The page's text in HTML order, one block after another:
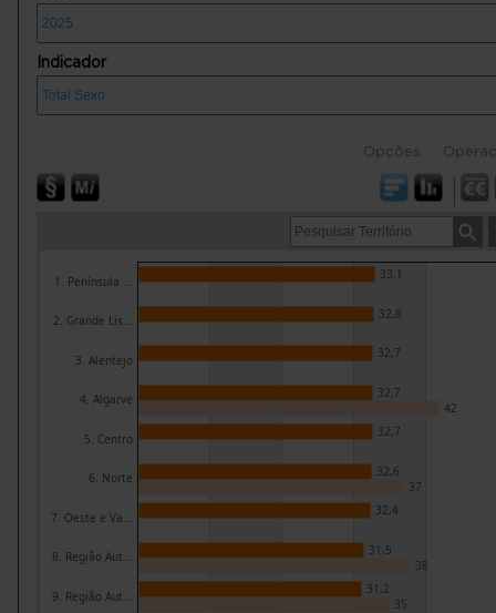
Indicador
Opções
1. Península ...
2. Grande Lis...
3. Alentejo
4. Algarve
5. Centro
6. Norte
7. Oeste e Va...
8. Região Aut...
9. Região Aut...
33,1
32,8
32,7
32,7
32,7
32,6
32,4
31,5
31,2
42
37
38
35